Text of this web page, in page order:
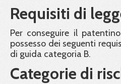
Requisiti di
Per conseguire il
possesso dei seguenti
di guida categoria B.
Categorie di